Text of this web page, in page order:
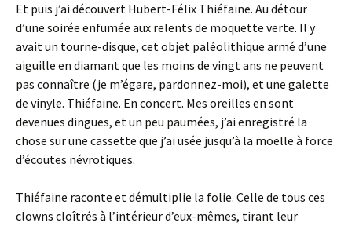
Et puis j’ai découvert Hubert-Félix Thiéfaine. Au détour
d’une soirée enfumée aux relents de moquette verte. Il y
avait un tourne-disque, cet objet paléolithique armé d’une
aiguille en diamant que les moins de vingt ans ne peuvent
pas connaître (je m’égare, pardonnez-moi), et une galette
de vinyle. Thiéfaine. En concert. Mes oreilles en sont
devenues dingues, et un peu paumées, j’ai enregistré la
chose sur une cassette que j’ai usée jusqu’à la moelle à force
d’écoutes névrotiques.
Thiéfaine raconte et démultiplie la folie. Celle de tous ces
clowns cloîtrés à l’intérieur d’eux-mêmes, tirant leur